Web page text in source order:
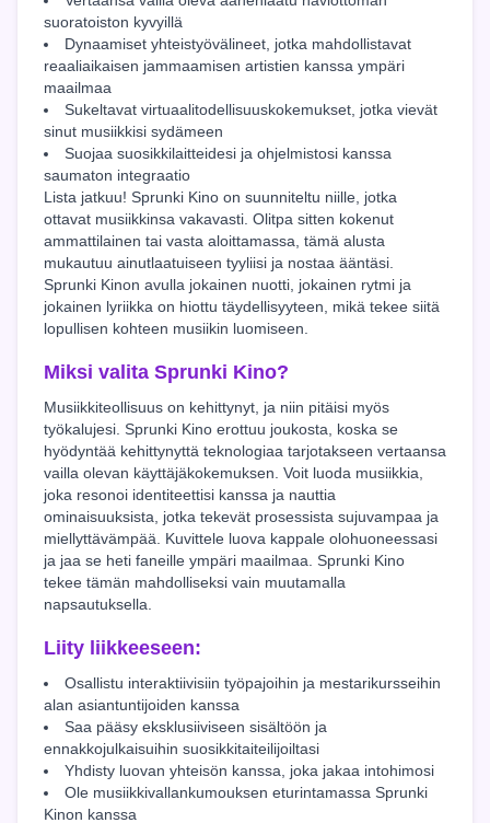
suoratoiston kyvyillä
Dynaamiset yhteistyövälineet, jotka mahdollistavat
reaaliaikaisen jammaamisen artistien kanssa ympäri
maailmaa
Sukeltavat virtuaalitodellisuuskokemukset, jotka vievät
sinut musiikkisi sydämeen
Suojaa suosikkilaitteidesi ja ohjelmistosi kanssa
saumaton integraatio
Lista jatkuu! Sprunki Kino on suunniteltu niille, jotka
ottavat musiikkinsa vakavasti. Olitpa sitten kokenut
ammattilainen tai vasta aloittamassa, tämä alusta
mukautuu ainutlaatuiseen tyyliisi ja nostaa ääntäsi.
Sprunki Kinon avulla jokainen nuotti, jokainen rytmi ja
jokainen lyriikka on hiottu täydellisyyteen, mikä tekee siitä
lopullisen kohteen musiikin luomiseen.
Miksi valita Sprunki Kino?
Musiikkiteollisuus on kehittynyt, ja niin pitäisi myös
työkalujesi. Sprunki Kino erottuu joukosta, koska se
hyödyntää kehittynyttä teknologiaa tarjotakseen vertaansa
vailla olevan käyttäjäkokemuksen. Voit luoda musiikkia,
joka resonoi identiteettisi kanssa ja nauttia
ominaisuuksista, jotka tekevät prosessista sujuvampaa ja
miellyttävämpää. Kuvittele luova kappale olohuoneessasi
ja jaa se heti faneille ympäri maailmaa. Sprunki Kino
tekee tämän mahdolliseksi vain muutamalla
napsautuksella.
Liity liikkeeseen:
Osallistu interaktiivisiin työpajoihin ja mestarikursseihin
alan asiantuntijoiden kanssa
Saa pääsy eksklusiiviseen sisältöön ja
ennakkojulkaisuihin suosikkitaiteilijoiltasi
Yhdisty luovan yhteisön kanssa, joka jakaa intohimosi
Ole musiikkivallankumouksen eturintamassa Sprunki
Kinon kanssa